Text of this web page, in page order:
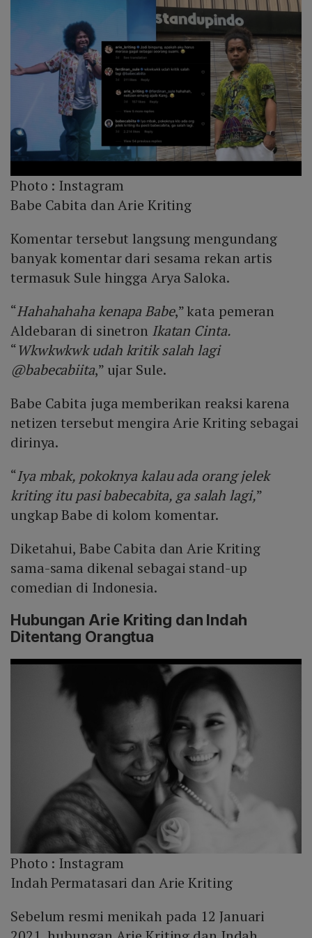
Photo : Instagram
Babe Cabita dan Arie Kriting
Komentar tersebut langsung mengundang
banyak komentar dari sesama rekan artis
termasuk Sule hingga Arya Saloka.
“Hahahahaha kenapa Babe,” kata pemeran
Aldebaran di sinetron Ikatan Cinta.
“Wkwkwkwk udah kritik salah lagi
@babecabiita,” ujar Sule.
Babe Cabita juga memberikan reaksi karena
netizen tersebut mengira Arie Kriting sebagai
dirinya.
“Iya mbak, pokoknya kalau ada orang jelek
kriting itu pasi babecabita, ga salah lagi,”
ungkap Babe di kolom komentar.
Diketahui, Babe Cabita dan Arie Kriting
sama-sama dikenal sebagai stand-up
comedian di Indonesia.
Hubungan Arie Kriting dan Indah
Ditentang Orangtua
Photo : Instagram
Indah Permatasari dan Arie Kriting
Sebelum resmi menikah pada 12 Januari